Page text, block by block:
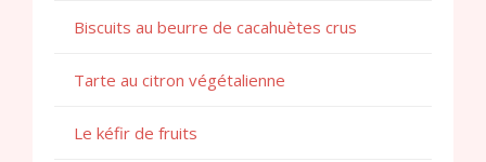
Biscuits au beurre de cacahuètes crus
Tarte au citron végétalienne
Le kéfir de fruits